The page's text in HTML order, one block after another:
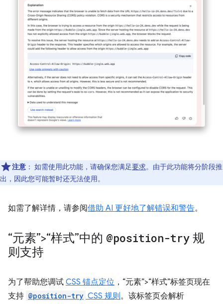
注意 ： 如需使用此功能，请确保您满足要求。由于此功能将分阶段推
出，因此您可能暂时还无法使用。
如需了解详情，请参阅借助 AI 更好地了解错误和警告。
“元素”>“样式”中的 @position-try 规
则支持
为了帮助您调试 CSS 锚点定位 ，“元素”>“样式”标签页现在
支持 @position-try CSS 规则。 该标签页会解析